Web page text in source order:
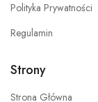
Polityka Prywatności
Regulamin
Strony
Strona Główna